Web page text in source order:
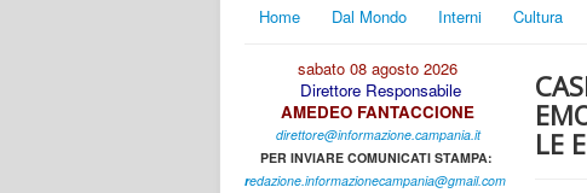
Home Dal Mondo Interni Cultura
sabato 08 agosto 2026
Direttore Responsabile
AMEDEO FANTACCIONE
direttore@informazione.campania.it
PER INVIARE COMUNICATI STAMPA:
redazione.informazionecampania@gmail.com
LE